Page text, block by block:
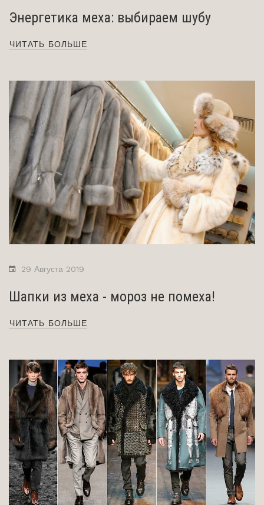
Энергетика меха: выбираем шубу
ЧИТАТЬ БОЛЬШЕ
29 Августа 2019
Шапки из меха - мороз не помеха!
ЧИТАТЬ БОЛЬШЕ